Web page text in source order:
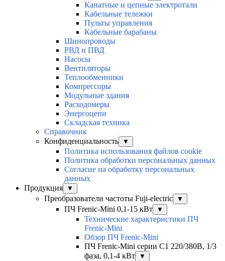
Канатные и цепные электротали
Кабельные тележки
Пульты управления
Кабельные барабаны
Шинопроводы
РВД и ПВД
Насосы
Вентиляторы
Теплообменники
Компрессоры
Модульные здания
Расходомеры
Энергоцепи
Складская техника
Справочник
Конфиденциальность
▼
Политика использования файлов cookie
Политика обработки персональных данных
Согласие на обработку персональных
данных
Продукция
▼
Преобразователи частоты Fuji-electric ▼
ПЧ Frenic-Mini 0,1-15 кВт ▼
Технические характеристики ПЧ
Frenic-Mini
Обзор ПЧ Frenic-Mini
ПЧ Frenic-Mini серии C1 220/380В, 1/3
фаза, 0,1-4 кВт
▼